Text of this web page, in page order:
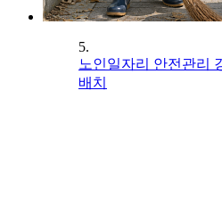
5.
노인일자리 안전관리
배치